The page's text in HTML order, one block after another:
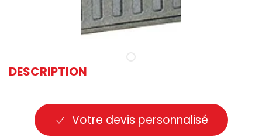
DESCRIPTION
Votre devis personnalisé